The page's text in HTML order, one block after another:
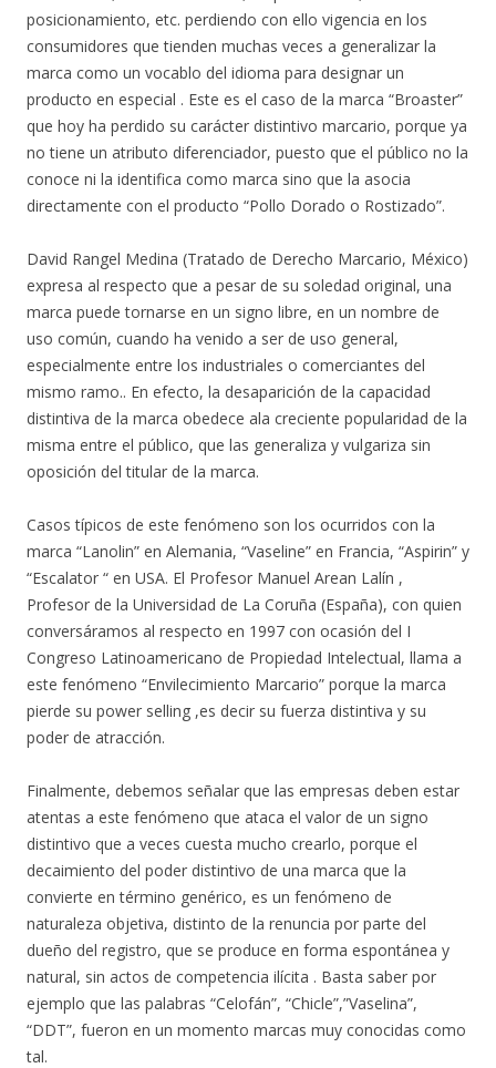
posicionamiento, etc. perdiendo con ello vigencia en los
consumidores que tienden muchas veces a generalizar la
marca como un vocablo del idioma para designar un
producto en especial . Este es el caso de la marca “Broaster”
que hoy ha perdido su carácter distintivo marcario, porque ya
no tiene un atributo diferenciador, puesto que el público no la
conoce ni la identifica como marca sino que la asocia
directamente con el producto “Pollo Dorado o Rostizado”.
David Rangel Medina (Tratado de Derecho Marcario, México)
expresa al respecto que a pesar de su soledad original, una
marca puede tornarse en un signo libre, en un nombre de
uso común, cuando ha venido a ser de uso general,
especialmente entre los industriales o comerciantes del
mismo ramo.. En efecto, la desaparición de la capacidad
distintiva de la marca obedece ala creciente popularidad de la
misma entre el público, que las generaliza y vulgariza sin
oposición del titular de la marca.
Casos típicos de este fenómeno son los ocurridos con la
marca “Lanolin” en Alemania, “Vaseline” en Francia, “Aspirin” y
“Escalator “ en USA. El Profesor Manuel Arean Lalín ,
Profesor de la Universidad de La Coruña (España), con quien
conversáramos al respecto en 1997 con ocasión del I
Congreso Latinoamericano de Propiedad Intelectual, llama a
este fenómeno “Envilecimiento Marcario” porque la marca
pierde su power selling ,es decir su fuerza distintiva y su
poder de atracción.
Finalmente, debemos señalar que las empresas deben estar
atentas a este fenómeno que ataca el valor de un signo
distintivo que a veces cuesta mucho crearlo, porque el
decaimiento del poder distintivo de una marca que la
convierte en término genérico, es un fenómeno de
naturaleza objetiva, distinto de la renuncia por parte del
dueño del registro, que se produce en forma espontánea y
natural, sin actos de competencia ilícita . Basta saber por
ejemplo que las palabras “Celofán”, “Chicle”,”Vaselina”,
“DDT”, fueron en un momento marcas muy conocidas como
tal.